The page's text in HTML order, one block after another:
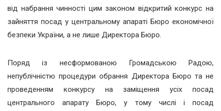
від набрання чинності цим законом відкритий конкурс на
зайняття посад у центральному апараті Бюро економічної
безпеки України, а не лише Директора Бюро.
Поряд із несформованою Громадською Радою,
непублічністю процедури обрання Директора Бюро та не
проведенням конкурсу на заміщення усіх посад
центрального апарату Бюро, у тому числі і посад